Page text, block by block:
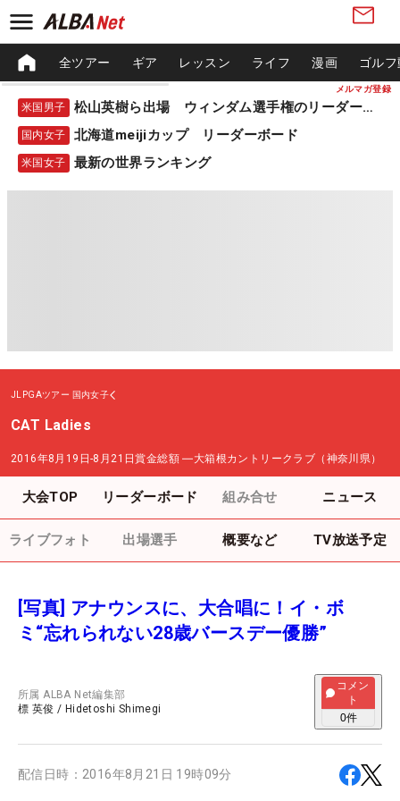
メルマガ登録
全ツアー ギア レッスン ライフ 漫画 ゴル
米国男子 松山英樹ら出場 ウィンダム選手権のリーダーボード
国内女子 北海道meijiカップ リーダーボード
米国女子 最新の世界ランキング
JLPGAツアー 国内女子
CAT Ladies
2016年8月19日-8月21日賞金総額 ―大箱根カントリークラブ（神奈川県）
大会TOP リーダーボード 組み合せ ニュース
ライブフォト 出場選手 概要など TV放送予定
[写真] アナウンスに、大合唱に！イ・ボ
ミ“忘れられない28歳バースデー優勝”
所属ALBA Net編集部
標 英俊 / Hidetoshi Shimegi
コメン
ト
0件
配信日時： 2016年8月21日 19時09分